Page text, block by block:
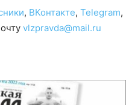
, ВКонтакте, Telegram,
vlzpravda@mail.ru